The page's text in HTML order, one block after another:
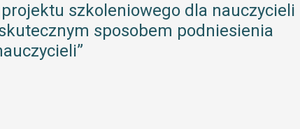
szkoleniowego dla nauczycieli
sposobem podniesienia